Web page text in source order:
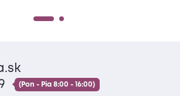
(Pon - Pia 8:00 - 16:00)